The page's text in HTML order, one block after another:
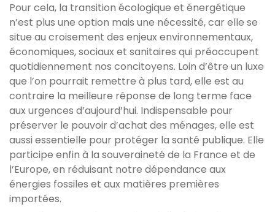
Pour cela, la transition écologique et énergétique
n’est plus une option mais une nécessité, car elle se
situe au croisement des enjeux environnementaux,
économiques, sociaux et sanitaires qui préoccupent
quotidiennement nos concitoyens. Loin d’être un luxe
que l’on pourrait remettre à plus tard, elle est au
contraire la meilleure réponse de long terme face
aux urgences d’aujourd’hui. Indispensable pour
préserver le pouvoir d’achat des ménages, elle est
aussi essentielle pour protéger la santé publique. Elle
participe enfin à la souveraineté de la France et de
l’Europe, en réduisant notre dépendance aux
énergies fossiles et aux matières premières
importées.